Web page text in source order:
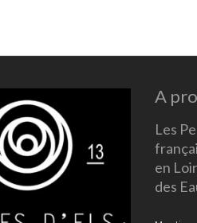
A
Les
en
des